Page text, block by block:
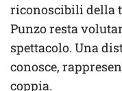
riconoscibili della
Punzo resta
spettacolo. Una
conosce,
coppia.